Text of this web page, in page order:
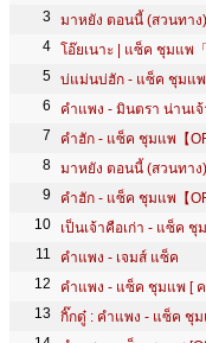
มาหยัง ตอนนี้ (สวนทาง
โอ๊ยเนาะ | แซ็ค ชุมแพ「
คำแพง - มินตรา น่านเจ้
คำฮัก - แซ็ค ชุมแพ【
มาหยัง ตอนนี้ (สวนทาง
คำฮัก - แซ็ค ชุมแพ【
เป็นเจ้าคือเก่า - แซ็ค ชุ
คำแพง - เจมส์ แซ็ค
คำแพง - แซ็ค ชุมแพ [ ค